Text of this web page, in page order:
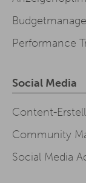
Performance
Social Media
Content-
Community
Social Media